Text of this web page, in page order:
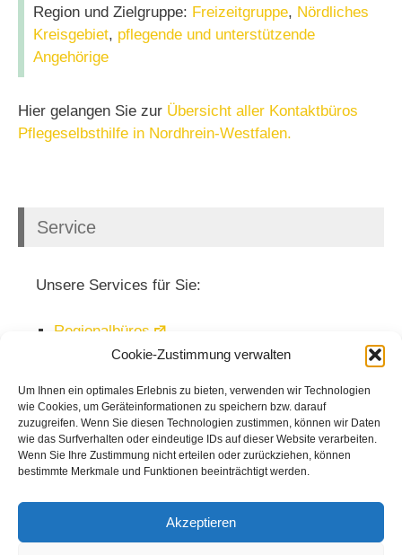
Cookie-Zustimmung verwalten
Um Ihnen ein optimales Erlebnis zu bieten, verwenden wir Technologien
wie Cookies, um Geräteinformationen zu speichern bzw. darauf
zuzugreifen. Wenn Sie diesen Technologien zustimmen, können wir Daten
wie das Surfverhalten oder eindeutige IDs auf dieser Website verarbeiten.
Wenn Sie Ihre Zustimmung nicht erteilen oder zurückziehen, können
bestimmte Merkmale und Funktionen beeinträchtigt werden.
Akzeptieren
Region und Zielgruppe: Freizeitgruppe, Nördliches
Kreisgebiet, pflegende und unterstützende
Angehörige
Hier gelangen Sie zur Übersicht aller Kontaktbüros
Pflegeselbsthilfe in Nordhrein-Westfalen.
Service
Unsere Services für Sie:
Regionalbüros
Veranstaltungen
Mediathek
Newsletter